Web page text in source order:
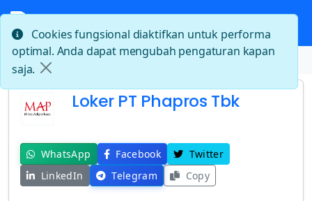
Beranda Loker PT Phapros Tbk
Loker PT Phapros Tbk
WhatsApp Facebook
Twitter
LinkedIn
Telegram Copy
Cookies fungsional diaktifkan untuk performa
optimal. Anda dapat mengubah pengaturan kapan
saja.